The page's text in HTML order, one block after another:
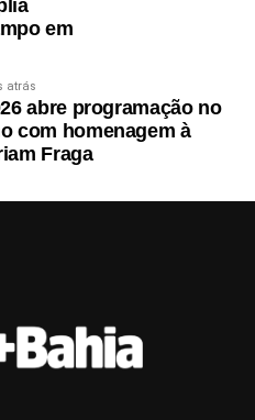
em
atrás
abre programação no
com homenagem à
Fraga